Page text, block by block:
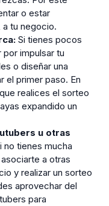
o estar
a tu negocio.
Si tienes pocos
impulsar tu
o diseñar una
el primer paso. En
realices el sorteo
expandido un
u otras
no tienes mucha
a otras
y realizar un sorteo
aprovechar del
para